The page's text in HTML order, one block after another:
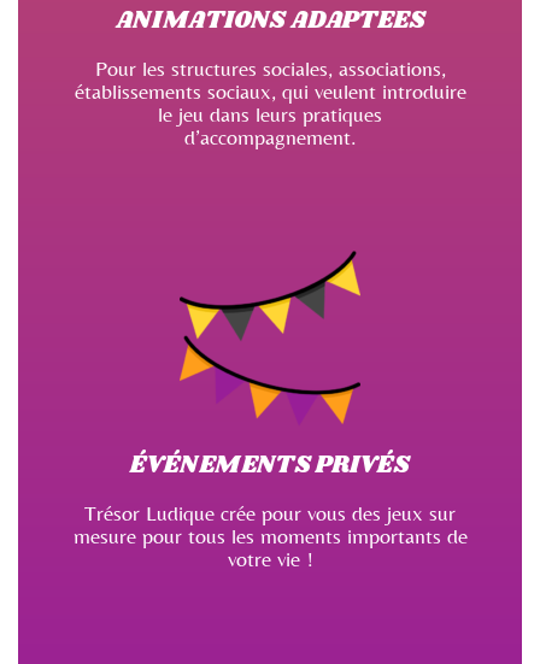
ANIMATIONS ADAPTEES
Pour les structures sociales, associations,
établissements sociaux, qui veulent introduire
le jeu dans leurs pratiques
d’accompagnement.
ÉVÉNEMENTS PRIVÉS
Trésor Ludique crée pour vous des jeux sur
mesure pour tous les moments importants de
votre vie !